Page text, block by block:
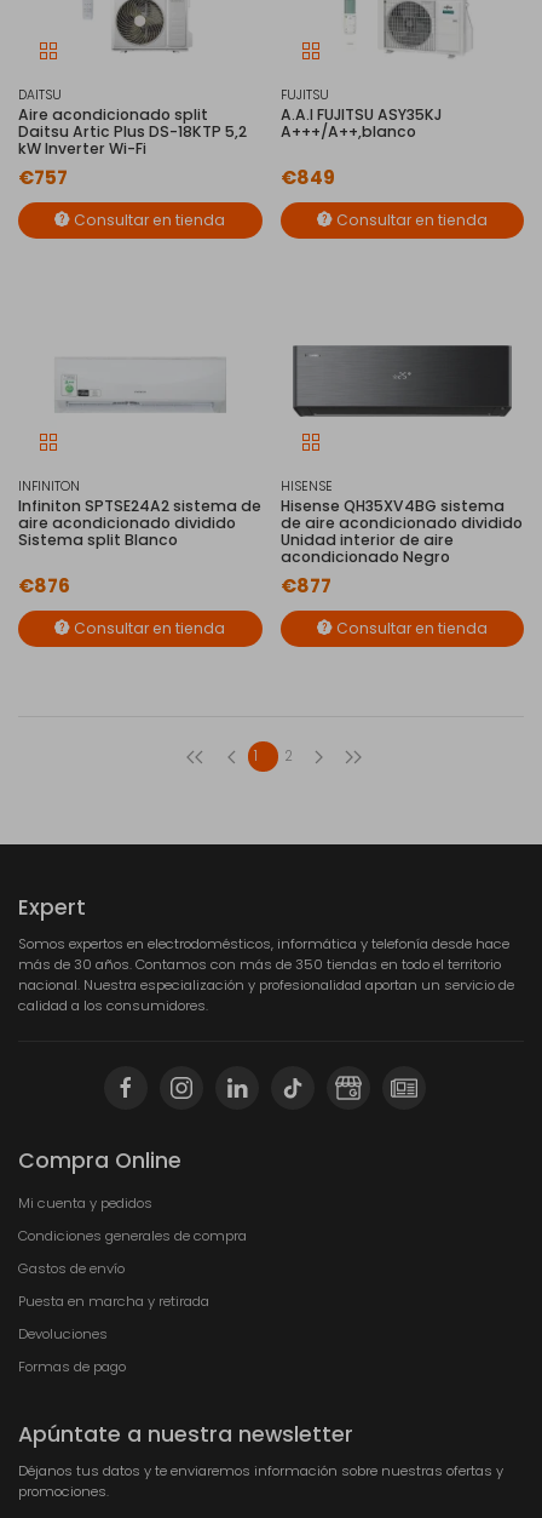
DAITSU
Aire acondicionado split
Daitsu Artic Plus DS-18KTP 5,2
kW Inverter Wi-Fi
€757
Consultar en tienda
FUJITSU
A.A.I FUJITSU ASY35KJ
A+++/A++,blanco
€849
Consultar en tienda
INFINITON
Infiniton SPTSE24A2 sistema de
aire acondicionado dividido
Sistema split Blanco
€876
Consultar en tienda
HISENSE
Hisense QH35XV4BG sistema
de aire acondicionado dividido
Unidad interior de aire
acondicionado Negro
€877
Consultar en tienda
1 2
Expert
Somos expertos en electrodomésticos, informática y telefonía desde hace
más de 30 años. Contamos con más de 350 tiendas en todo el territorio
nacional. Nuestra especialización y profesionalidad aportan un servicio de
calidad a los consumidores.
Compra Online
Mi cuenta y pedidos
Condiciones generales de compra
Gastos de envío
Puesta en marcha y retirada
Devoluciones
Formas de pago
Apúntate a nuestra newsletter
Déjanos tus datos y te enviaremos información sobre nuestras ofertas y
promociones.